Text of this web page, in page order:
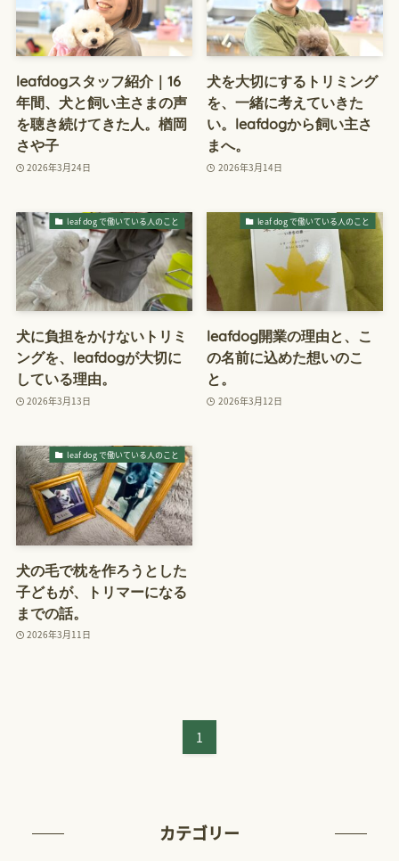
leafdogスタッフ紹介｜16
年間、犬と飼い主さまの声
を聴き続けてきた人。楢岡
さや子
2026年3月24日
犬を大切にするトリミング
を、一緒に考えていきた
い。leafdogから飼い主さ
まへ。
2026年3月14日
leaf dog で働いている人のこと
犬に負担をかけないトリミ
ングを、leafdogが大切に
している理由。
2026年3月13日
leaf dog で働いている人のこと
leafdog開業の理由と、こ
の名前に込めた想いのこ
と。
2026年3月12日
leaf dog で働いている人のこと
犬の毛で枕を作ろうとした
子どもが、トリマーになる
までの話。
2026年3月11日
1
カテゴリー